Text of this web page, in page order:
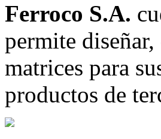
Ferroco S.A.
permite
matrices para
productos de